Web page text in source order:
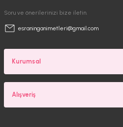
Soru ve önerilerinizi bize iletin.
esraninganimetleri@gmail.com
Kurumsal
Alışveriş